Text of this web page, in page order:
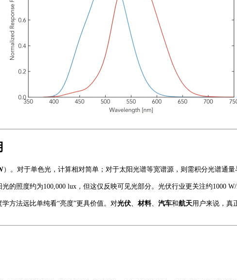
）。对于单色光，计算相对简单；对于太阳光谱等宽谱源，则需积分光谱通
光的照度约为100,000 lux，但这仅反映可见光部分。光伏行业更关注约1000
学方法远比单纯看“亮度”更具价值。对光伏、 材料、 汽车和航天用户来说，真